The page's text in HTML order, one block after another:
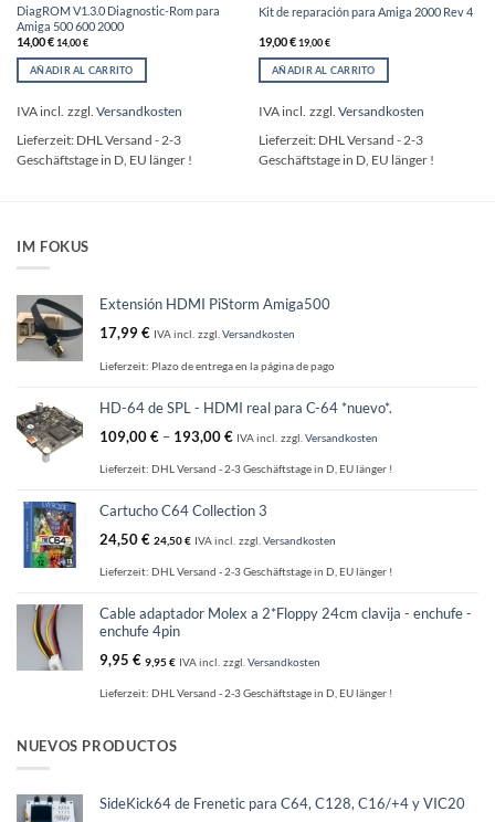
DiagROM V1.3.0 Diagnostic-Rom para
Amiga 500 600 2000
14,00€ 14,00€
AÑADIR AL CARRITO
IVA incl. zzgl. Versandkosten
Lieferzeit: DHL Versand - 2-3
Geschäftstage in D, EU länger !
Kit de reparación para Amiga 2000 Rev 4
19,00€ 19,00€
AÑADIR AL CARRITO
IVA incl. zzgl. Versandkosten
Lieferzeit: DHL Versand - 2-3
Geschäftstage in D, EU länger !
IM FOKUS
Extensión HDMI PiStorm Amiga500
17,99€ IVA incl. zzgl. Versandkosten
Lieferzeit: Plazo de entrega en la página de pago
HD-64 de SPL - HDMI real para C-64 *nuevo*.
109,00€ – 193,00€ IVA incl. zzgl. Versandkosten
Lieferzeit: DHL Versand - 2-3 Geschäftstage in D, EU länger !
Cartucho C64 Collection 3
24,50€ 24,50€ IVA incl. zzgl. Versandkosten
Lieferzeit: DHL Versand - 2-3 Geschäftstage in D, EU länger !
Cable adaptador Molex a 2*Floppy 24cm clavija - enchufe -
enchufe 4pin
9,95 € 9,95€ IVA incl. zzgl. Versandkosten
Lieferzeit: DHL Versand - 2-3 Geschäftstage in D, EU länger !
NUEVOS PRODUCTOS
SideKick64 de Frenetic para C64, C128, C16/+4 y VIC20